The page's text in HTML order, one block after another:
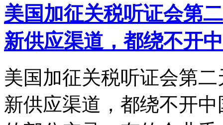
美国加征关税听证会第
新供应渠道，都绕不开
美国加征关税听证会第
新供应渠道，都绕不开